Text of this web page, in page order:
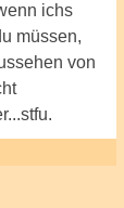
ichs
müssen,
von